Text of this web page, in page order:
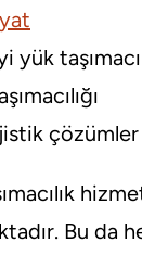
yük
çözümler
Bu